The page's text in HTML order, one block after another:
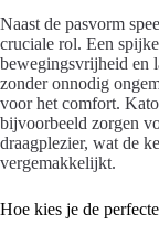
Naast de pasvorm
cruciale rol. Een
bewegingsvrijheid en
zonder onnodig
voor het comfort.
bijvoorbeeld zorgen
draagplezier, wat de
vergemakkelijkt.
Hoe kies je de